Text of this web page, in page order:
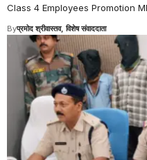
Class 4 Employees Promotion MP
Byप्रमोद श्रीवास्तव, विशेष संवाददाता